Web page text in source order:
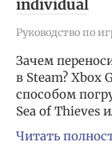
individual
Руководство по
Зачем
в Steam? Xbox
способом
Sea of ​​Thieves
Читать